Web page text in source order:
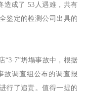
造成了 53人遇难，共有
鉴定的检测公司出具的
“3·7”坍塌事故中，根据
故调查组公布的调查报
行了追责。值得一提的